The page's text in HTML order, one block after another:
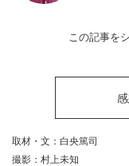
この記事を
取材・文：白央篤司
撮影：村上未知